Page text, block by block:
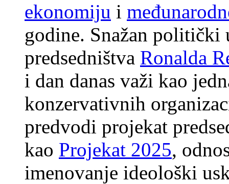
ekonomiju i
godine. Snažan politički
predsedništva Ronalda
i dan danas važi kao
konzervativnih
predvodi projekat
kao Projekat 2025,
imenovanje ideološki